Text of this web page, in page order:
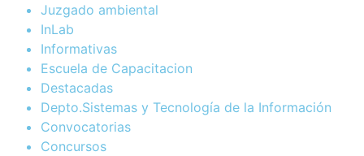
Juzgado ambiental
InLab
Informativas
Escuela de Capacitacion
Destacadas
Depto.Sistemas y Tecnología de la Información
Convocatorias
Concursos